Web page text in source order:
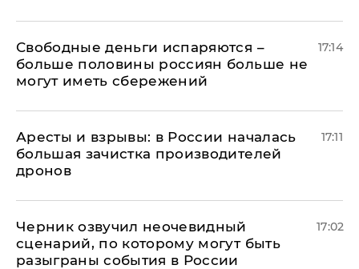
Свободные деньги испаряются –
больше половины россиян больше не
могут иметь сбережений
17:14
Аресты и взрывы: в России началась
большая зачистка производителей
дронов
17:11
Черник озвучил неочевидный
сценарий, по которому могут быть
разыграны события в России
17:02